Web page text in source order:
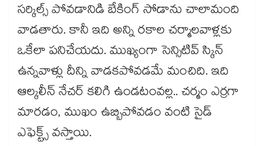
సర్కిల్స్ పోవడానిడి బేకింగ్ సోడాను చాలామంది
వాడతారు. కానీ ఇది అన్ని రకాల చర్మాలవాళ్లకు
ఒకేలా పనిచేయదు. ముఖ్యంగా సెన్సిటివ్ స్కిన్
ఉన్నవాళ్లు దీన్ని వాడకపోవడమే మంచిది. ఇది
ఆల్కలీన్ నేచర్ కలిగి ఉండటంవల్ల.. చర్మం ఎర్రగా
మారడం, ముఖం ఉబ్బిపోవడం వంటి సైడ్
ఎఫెక్ట్స్ వస్తాయి.